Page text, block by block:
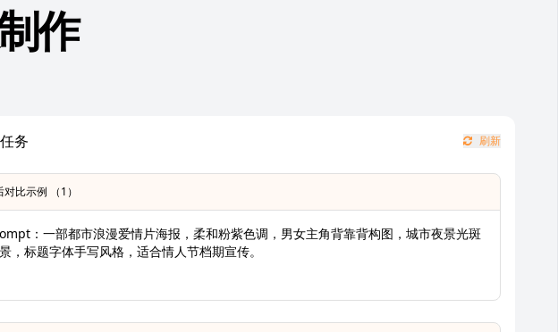
作
务 刷新
对比示例 （1）
：一部都市浪漫爱情片海报，柔和粉紫色调，男女主角背靠背构图，城市夜景光斑
，标题字体手写风格，适合情人节档期宣传。